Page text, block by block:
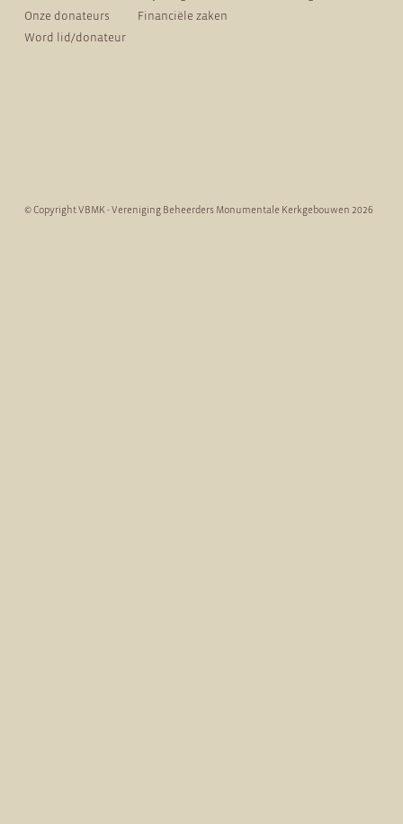
Onze donateurs
Word lid/donateur
Financiële zaken
© Copyright VBMK - Vereniging Beheerders Monumentale Kerkgebouwen 2026